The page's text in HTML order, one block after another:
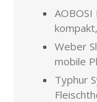
Weber
mobile
Typhur